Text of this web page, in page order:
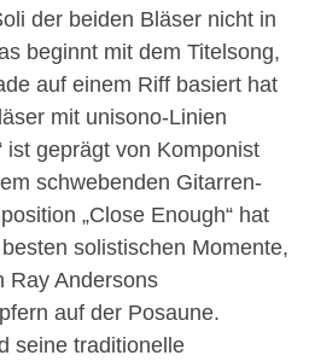
der beiden Bläser nicht in
beginnt mit dem Titelsong,
auf einem Riff basiert hat
mit unisono-Linien
ist geprägt von Komponist
schwebenden Gitarren-
„Close Enough“ hat
solistischen Momente,
Ray Andersons
auf der Posaune.
seine traditionelle